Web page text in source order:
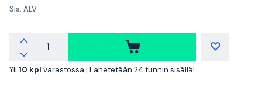
Sis. ALV
Yli 10 kpl varastossa | Lähetetään 24 tunnin sisällä!